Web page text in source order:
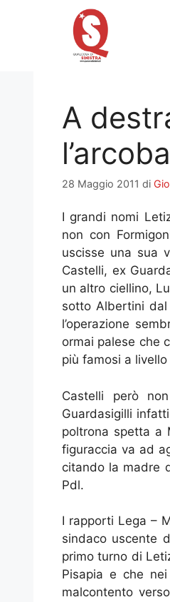
A
28 Maggio 2011 di
I grandi nomi
non con
uscisse una sua
Castelli, ex
un altro ciellino,
sotto Albertini dal
l’operazione
ormai palese che
più famosi a livello
Castelli però
Guardasigilli
poltrona spetta a
figuraccia va ad
citando la madre
Pdl.
I rapporti Lega –
sindaco uscente
primo turno di
Pisapia e che
malcontento